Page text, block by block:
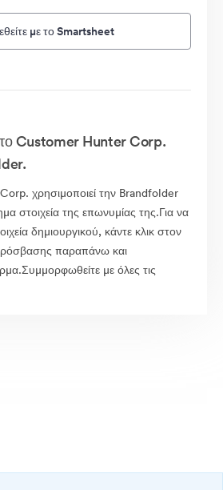
με το Smartsheet
Customer Hunter Corp.
χρησιμοποιεί την Brandfolder
στοιχεία της επωνυμίας της.Για να
δημιουργικού, κάντε κλικ στον
παραπάνω και
με όλες τις